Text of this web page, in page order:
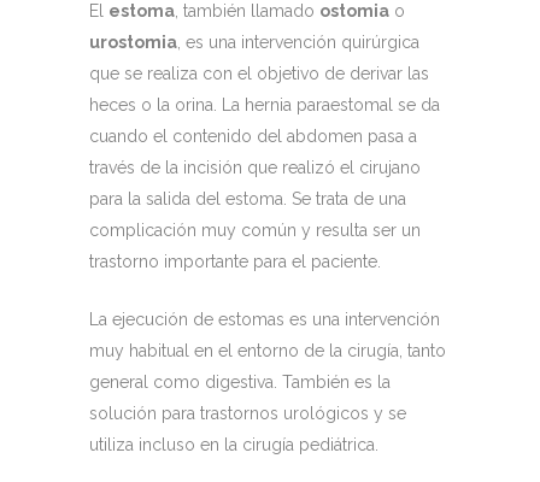
El estoma, también llamado ostomia o
urostomia, es una intervención quirúrgica
que se realiza con el objetivo de derivar las
heces o la orina. La hernia paraestomal se da
cuando el contenido del abdomen pasa a
través de la incisión que realizó el cirujano
para la salida del estoma. Se trata de una
complicación muy común y resulta ser un
trastorno importante para el paciente.
La ejecución de estomas es una intervención
muy habitual en el entorno de la cirugía, tanto
general como digestiva. También es la
solución para trastornos urológicos y se
utiliza incluso en la cirugía pediátrica.